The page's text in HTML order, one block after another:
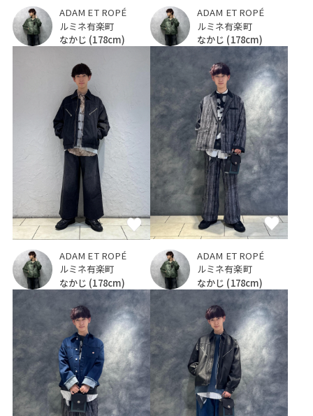
ADAM ET ROPÉ
ルミネ有楽町
なかじ (178cm)
ADAM ET ROPÉ
ルミネ有楽町
なかじ (178cm)
ADAM ET ROPÉ
ルミネ有楽町
なかじ (178cm)
ADAM ET ROPÉ
ルミネ有楽町
なかじ (178cm)